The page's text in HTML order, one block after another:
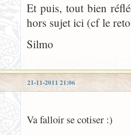
Et puis, tout bien
hors sujet ici (cf le
Silmo
21-11-2011 21:06
Va falloir se cotiser :)